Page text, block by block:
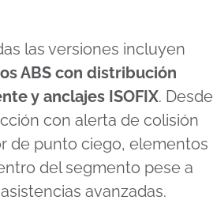
las versiones incluyen
ABS con distribución
y anclajes ISOFIX. Desde
con alerta de colisión
de punto ciego, elementos
del segmento pese a
avanzadas.